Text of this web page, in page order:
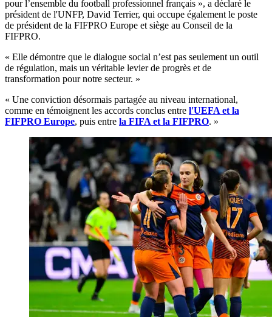
pour l’ensemble du football professionnel français », a déclaré le
président de l'UNFP, David Terrier, qui occupe également le poste
de président de la FIFPRO Europe et siège au Conseil de la
FIFPRO.
« Elle démontre que le dialogue social n’est pas seulement un outil
de régulation, mais un véritable levier de progrès et de
transformation pour notre secteur. »
« Une conviction désormais partagée au niveau international,
comme en témoignent les accords conclus entre l'UEFA et la
FIFPRO Europe, puis entre la FIFA et la FIFPRO. »